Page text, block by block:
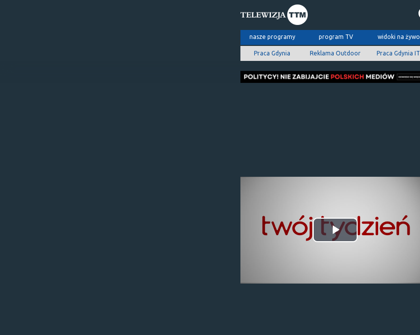
nasze programy program TV widoki na żywo
Praca Gdynia Reklama Outdoor Praca Gdynia IT
Odtwórz